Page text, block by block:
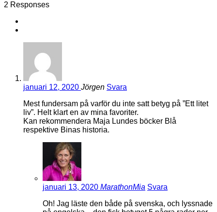
2 Responses
januari 12, 2020 Jörgen Svara
Mest fundersam på varför du inte satt betyg på ”Ett litet
liv”. Helt klart en av mina favoriter.
Kan rekommendera Maja Lundes böcker Blå
respektive Binas historia.
januari 13, 2020 MarathonMia Svara
Oh! Jag läste den både på svenska, och lyssnade